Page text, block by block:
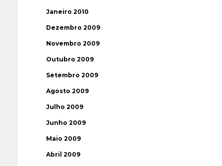
Janeiro 2010
Dezembro 2009
Novembro 2009
Outubro 2009
Setembro 2009
Agosto 2009
Julho 2009
Junho 2009
Maio 2009
Abril 2009